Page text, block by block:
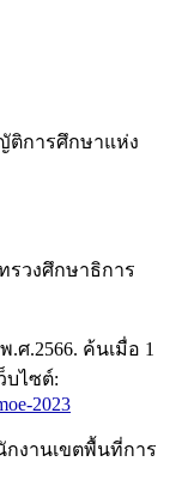
ติการศึกษาแห่ง
รวงศึกษาธิการ
.2566. ค้นเมื่อ 1
บไซต์:
2023
กงานเขตพื้นที่การ